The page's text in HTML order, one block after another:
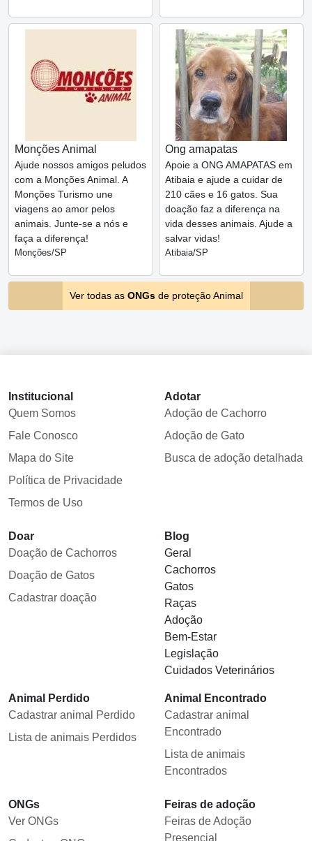
Monções Animal
Ajude nossos amigos peludos
com a Monções Animal. A
Monções Turismo une
viagens ao amor pelos
animais. Junte-se a nós e
faça a diferença!
Monções/SP
Ong amapatas
Apoie a ONG AMAPATAS em
Atibaia e ajude a cuidar de
210 cães e 16 gatos. Sua
doação faz a diferença na
vida desses animais. Ajude a
salvar vidas!
Atibaia/SP
Ver todas as ONGsde proteção Animal
Institucional
Quem Somos
Fale Conosco
Mapa do Site
Política de Privacidade
Termos de Uso
Adotar
Adoção de Cachorro
Adoção de Gato
Busca de adoção detalhada
Doar
Doação de Cachorros
Doação de Gatos
Cadastrar doação
Blog
Geral
Cachorros
Gatos
Raças
Adoção
Bem-Estar
Legislação
Cuidados Veterinários
Animal Perdido
Cadastrar animal Perdido
Lista de animais Perdidos
Animal Encontrado
Cadastrar animal
Encontrado
Lista de animais
Encontrados
ONGs
Ver ONGs
Feiras de adoção
Feiras de Adoção
Presencial